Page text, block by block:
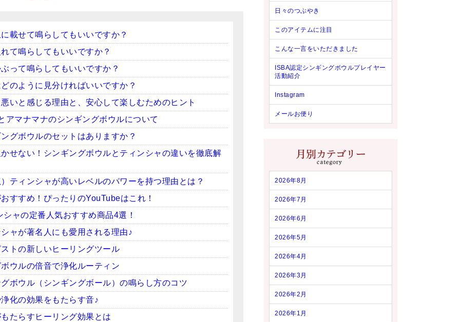
載せて鳴らしてもいいですか？
て鳴らしてもいいですか？
って鳴らしてもいいですか？
のように見分ければいいですか？
いと感じる理由と、安心して楽しむためのヒント
アマナマナのシンギングボウルについて
グボウルのセットはありますか？
せない！シンギングボウルとティンシャの違いを徹底解
ティンシャが高いレベルのパワーを持つ理由とは？
すすめ！ぴったりのYouTubeはこれ！
ャの定番人気おすすめ商品4選！
ャが著名人にも愛用される理由♪
トの新しいヒーリングツール
ウルの倍音で浄化ルーティン
ボウル（シンギングボール）の鳴らし方のコツ
化の効果をもたらす音♪
たらすヒーリング効果とは
日々のつぶやき
このアイテムに注目
こんな一言をいただきました
ISBA認定シンギングボウルプレイヤー
活動紹介
Instagram
メールお便り
2026年8月
2026年7月
2026年6月
2026年5月
2026年4月
2026年3月
2026年2月
2026年1月